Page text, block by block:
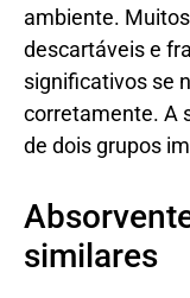
ambiente.
descartáveis e
significativos se
corretamente. A
de dois grupos
similares